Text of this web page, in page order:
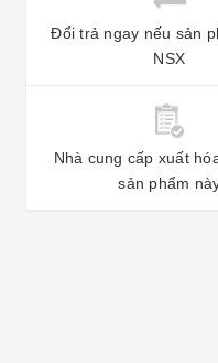
Đổi trả ngay nếu sản
NSX
Nhà cung cấp xuất
sản phẩm